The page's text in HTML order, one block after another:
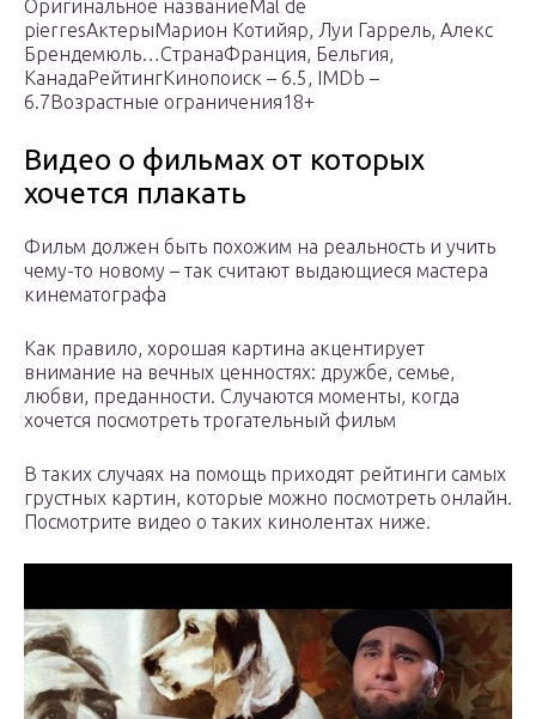
Оригинальное названиеMal de
pierresАктерыМарион Котийяр, Луи Гаррель, Алекс
Брендемюль…СтранаФранция, Бельгия,
КанадаРейтингКинопоиск – 6.5, IMDb –
6.7Возрастные ограничения18+
Видео о фильмах от которых
хочется плакать
Фильм должен быть похожим на реальность и учить
чему-то новому – так считают выдающиеся мастера
кинематографа
Как правило, хорошая картина акцентирует
внимание на вечных ценностях: дружбе, семье,
любви, преданности. Случаются моменты, когда
хочется посмотреть трогательный фильм
В таких случаях на помощь приходят рейтинги самых
грустных картин, которые можно посмотреть онлайн.
Посмотрите видео о таких кинолентах ниже.